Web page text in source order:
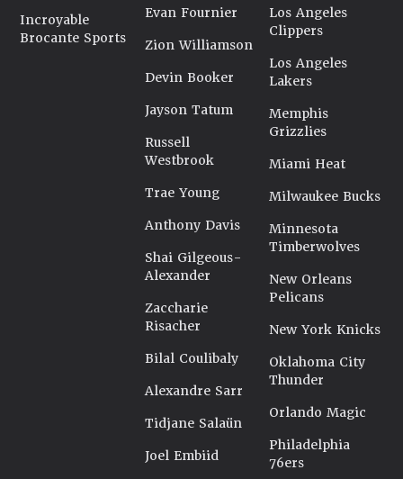
Incroyable
Brocante Sports
Evan Fournier
Zion Williamson
Devin Booker
Jayson Tatum
Russell
Westbrook
Trae Young
Anthony Davis
Shai Gilgeous-
Alexander
Zaccharie
Risacher
Bilal Coulibaly
Alexandre Sarr
Tidjane Salaün
Joel Embiid
Los Angeles
Clippers
Los Angeles
Lakers
Memphis
Grizzlies
Miami Heat
Milwaukee Bucks
Minnesota
Timberwolves
New Orleans
Pelicans
New York Knicks
Oklahoma City
Thunder
Orlando Magic
Philadelphia
76ers